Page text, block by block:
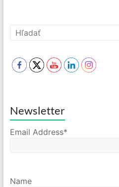
Newsletter
Email Address*
Name